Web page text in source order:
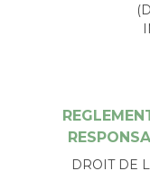
DROIT DE